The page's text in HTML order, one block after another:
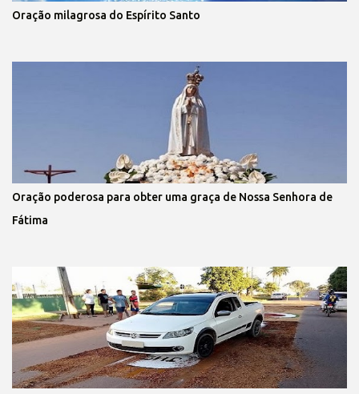
Oração milagrosa do Espírito Santo
Oração poderosa para obter uma graça de Nossa Senhora de
Fátima